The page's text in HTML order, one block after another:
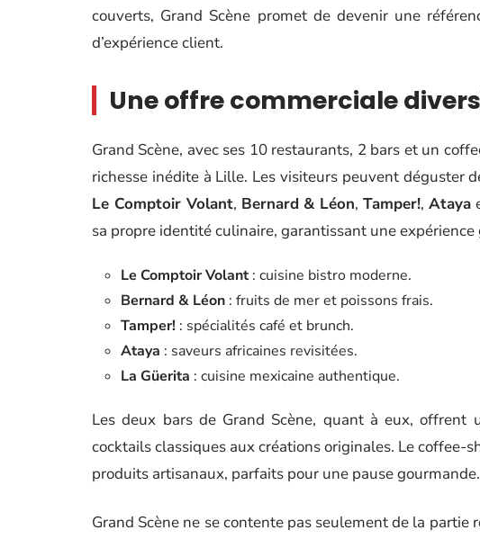
couverts, Grand Scène promet de devenir une
d’expérience client.
Une offre commerciale
Grand Scène, avec ses 10 restaurants, 2 bars et un
richesse inédite à Lille. Les visiteurs peuvent déguster
Le Comptoir Volant, Bernard & Léon,Tamper!, Ataya
sa propre identité culinaire, garantissant une
Le Comptoir Volant : cuisine bistro moderne.
Bernard & Léon : fruits de mer et poissons frais.
Tamper! : spécialités café et brunch.
Ataya : saveurs africaines revisitées.
La Güerita : cuisine mexicaine authentique.
Les deux bars de Grand Scène, quant à eux, offrent
cocktails classiques aux créations originales. Le coffee-
produits artisanaux, parfaits pour une pause gourmande.
Grand Scène ne se contente pas seulement de la